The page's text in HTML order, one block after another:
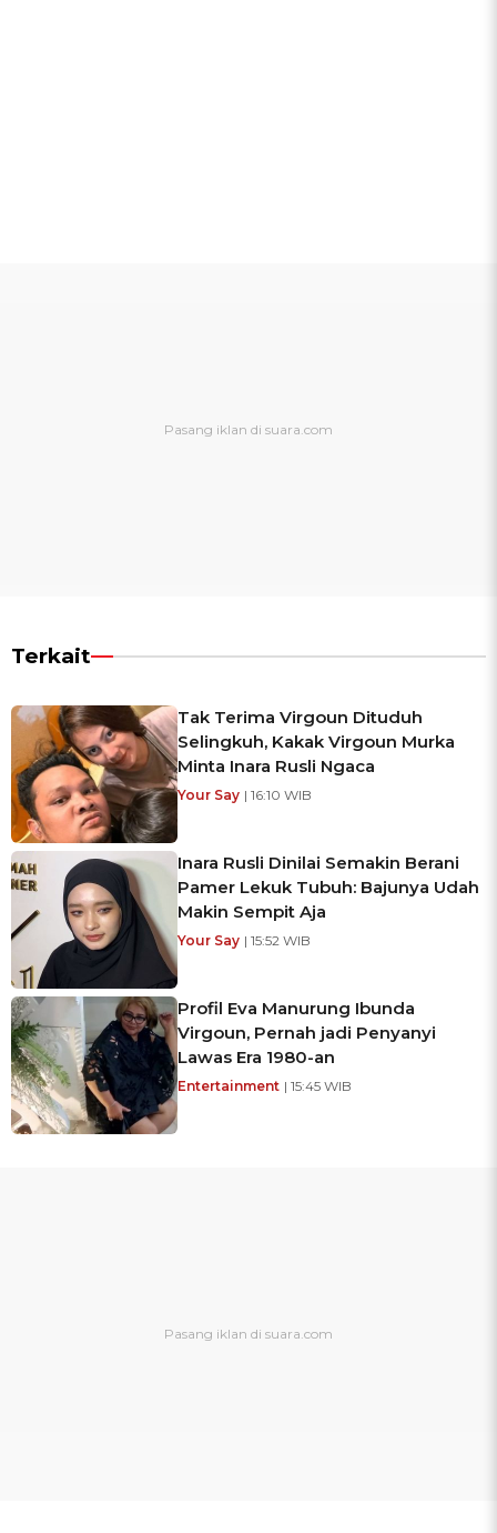
Terkait
Tak Terima Virgoun Dituduh
Selingkuh, Kakak Virgoun Murka
Minta Inara Rusli Ngaca
Your Say | 16:10 WIB
Inara Rusli Dinilai Semakin Berani
Pamer Lekuk Tubuh: Bajunya Udah
Makin Sempit Aja
Your Say | 15:52 WIB
Profil Eva Manurung Ibunda
Virgoun, Pernah jadi Penyanyi
Lawas Era 1980-an
Entertainment | 15:45 WIB